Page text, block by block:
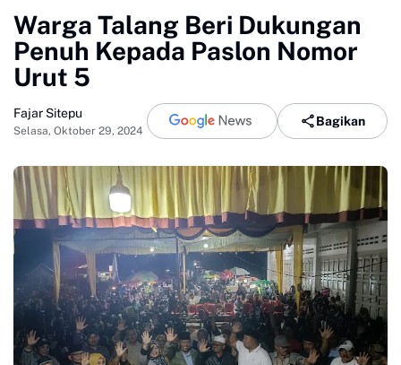
Warga Talang Beri Dukungan
Penuh Kepada Paslon Nomor
Urut 5
Fajar Sitepu
Selasa, Oktober 29, 2024
Bagikan